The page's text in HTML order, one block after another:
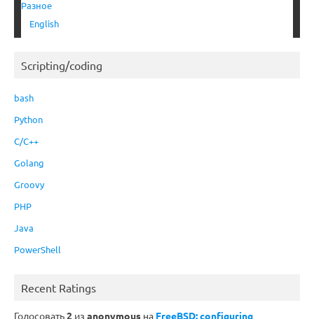
Разное
English
Scripting/coding
bash
Python
C/C++
Golang
Groovy
PHP
Java
PowerShell
Recent Ratings
Голосовать2 из anonymous на FreeBSD: configuring